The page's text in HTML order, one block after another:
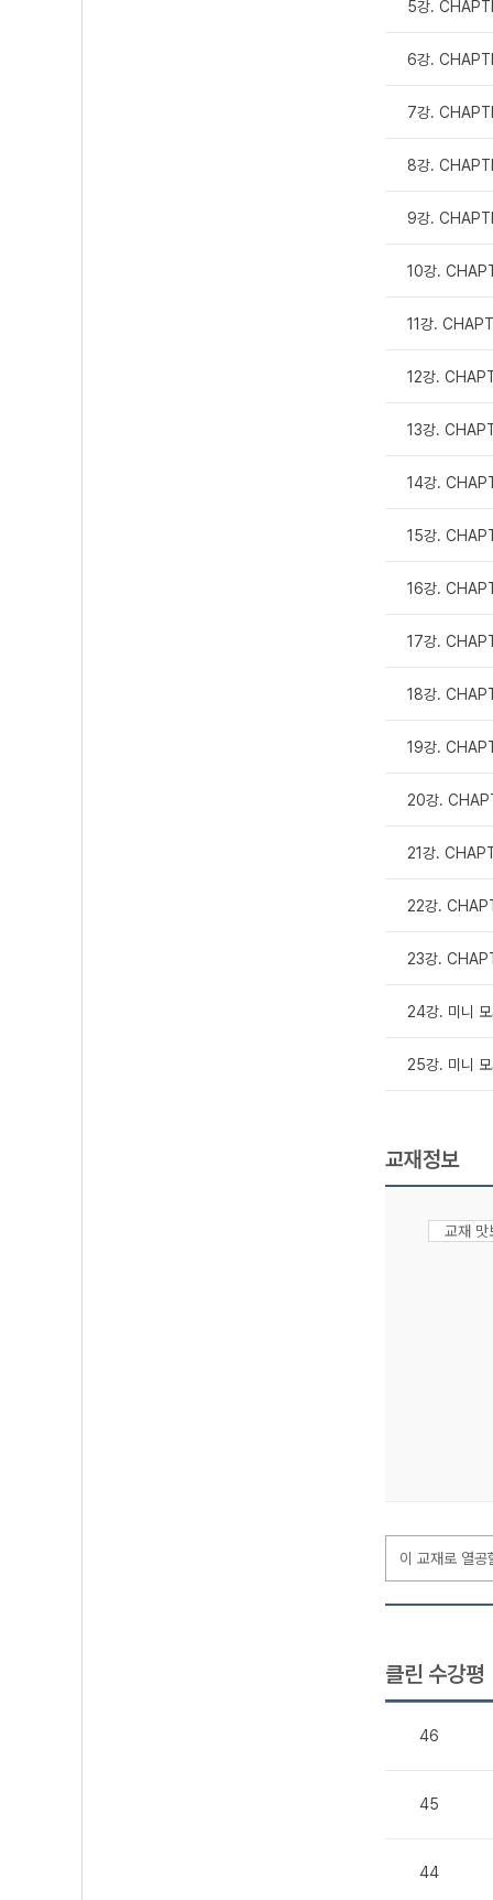
5강.
6강.
7강.
8강.
9강.
10강.
11강.
12강.
13강.
14강.
15강.
16강.
17강.
18강.
19강.
20강.
21강.
22강.
23강.
24강. 미니
25강. 미니
교재정보
교재
이 교재로 열
클린 수강평
46
45
44